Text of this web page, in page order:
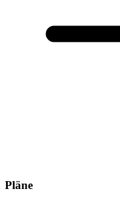
Pläne